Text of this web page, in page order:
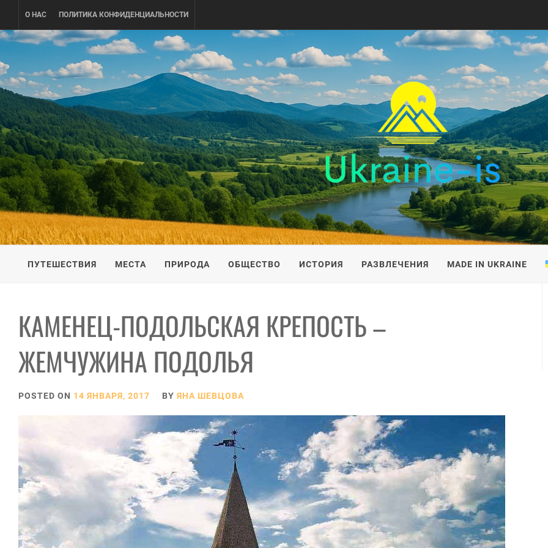
content
О НАС ПОЛИТИКА КОНФИДЕНЦИАЛЬНОСТИ
UKRAINE-IS
ПУТЕШЕСТВИЕ ПО УКРАИНЕ
ПУТЕШЕСТВИЯ МЕСТА ПРИРОДА ОБЩЕСТВО ИСТОРИЯ РАЗВЛЕЧЕНИЯ MADE IN UKRAINE
КАМЕНЕЦ-ПОДОЛЬСКАЯ КРЕПОСТЬ –
ЖЕМЧУЖИНА ПОДОЛЬЯ
POSTED ON 14 ЯНВАРЯ, 2017 BY ЯНА ШЕВЦОВА